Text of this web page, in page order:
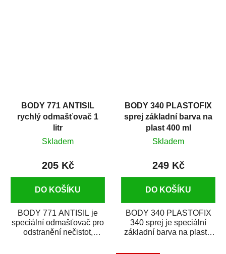
BODY 771 ANTISIL
rychlý odmašťovač 1
litr
Skladem
205 Kč
DO KOŠÍKU
BODY 771 ANTISIL je
speciální odmašťovač pro
odstranění nečistot,
BODY 340 PLASTOFIX
sprej základní barva na
plast 400 ml
Skladem
249 Kč
DO KOŠÍKU
BODY 340 PLASTOFIX
340 sprej je speciální
základní barva na plasty,
vrchních...